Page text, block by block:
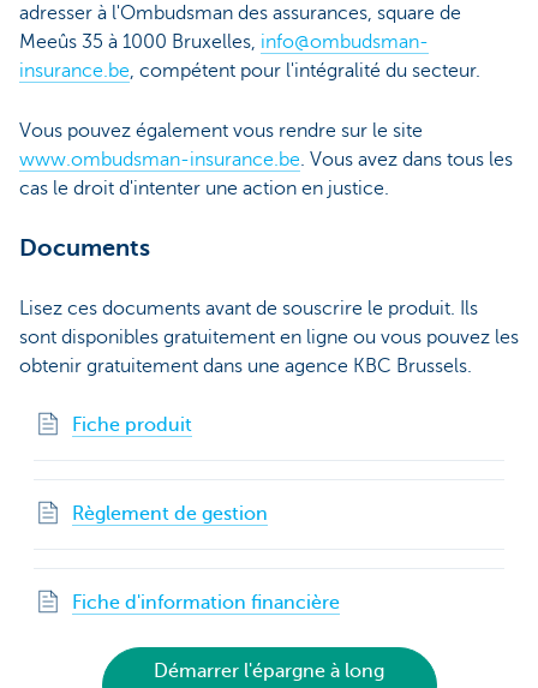
adresser à l'Ombudsman des assurances, square de
Meeûs 35 à 1000 Bruxelles, info@ombudsman-
insurance.be, compétent pour l'intégralité du secteur.
Vous pouvez également vous rendre sur le site
www.ombudsman-insurance.be. Vous avez dans tous les
cas le droit d'intenter une action en justice.
Documents
Lisez ces documents avant de souscrire le produit. Ils
sont disponibles gratuitement en ligne ou vous pouvez les
obtenir gratuitement dans une agence KBC Brussels.
Fiche produit
Règlement de gestion
Fiche d'information financière
Démarrer l'épargne à long